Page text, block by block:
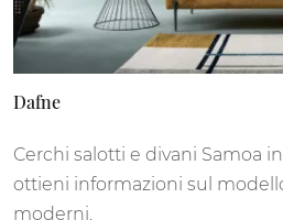
Dafne
Cerchi salotti e divani Samoa
ottieni informazioni sul
moderni.